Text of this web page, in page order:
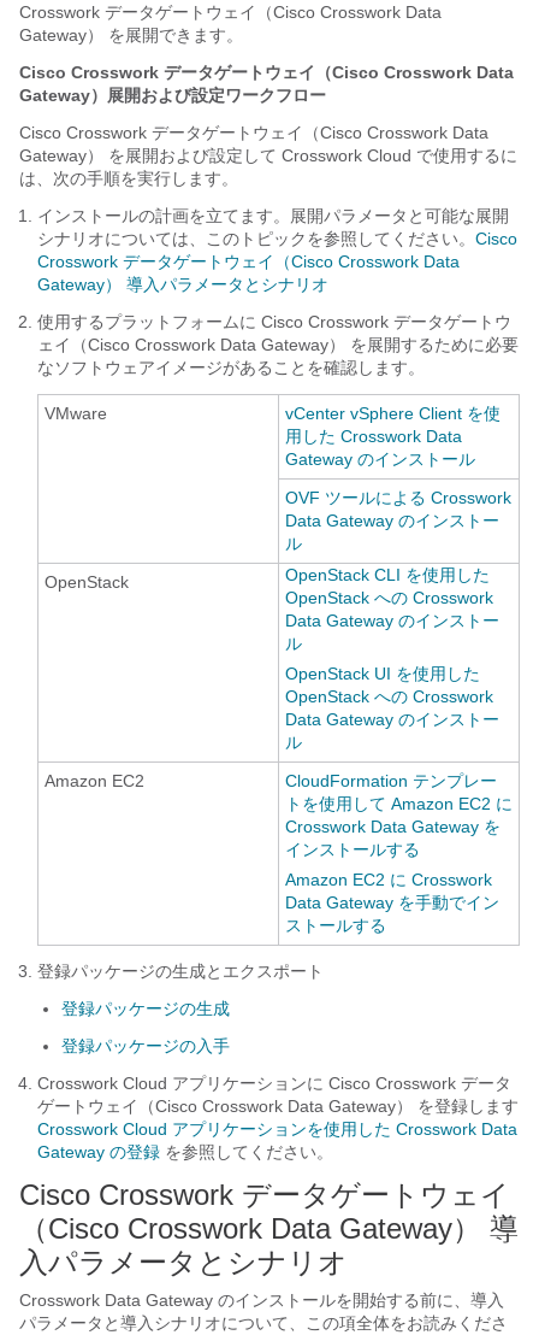
Crosswork データゲートウェイ（Cisco Crosswork Data
Gateway）
を展開できます。
Cisco Crosswork データゲートウェイ（Cisco Crosswork Data
Gateway）
展開および設定ワークフロー
Cisco Crosswork データゲートウェイ（Cisco Crosswork Data
Gateway）
を展開および設定して Crosswork Cloud で使用するに
は、次の手順を実行します。
インストールの計画を立てます。展開パラメータと可能な展開
シナリオについては、このトピックを参照してください。 Cisco
Crosswork データゲートウェイ（Cisco Crosswork Data
Gateway） 導入パラメータとシナリオ
使用するプラットフォームに Cisco Crosswork データゲートウ
ェイ（Cisco Crosswork Data Gateway）
を展開するために必要
なソフトウェアイメージがあることを確認します。
VMware
vCenter vSphere Client を使
用した Crosswork Data
Gateway のインストール
OVF ツールによる Crosswork
Data Gateway のインストー
ル
OpenStack
OpenStack CLI を使用した
OpenStack への Crosswork
Data Gateway のインストー
ル
OpenStack UI を使用した
OpenStack への Crosswork
Data Gateway のインストー
ル
Amazon EC2
CloudFormation テンプレー
トを使用して Amazon EC2 に
Crosswork Data Gateway を
インストールする
Amazon EC2 に Crosswork
Data Gateway を手動でイン
ストールする
登録パッケージの生成とエクスポート
登録パッケージの生成
登録パッケージの入手
Crosswork Cloud アプリケーションに Cisco Crosswork データ
ゲートウェイ（Cisco Crosswork Data Gateway）
を登録します
Crosswork Cloud アプリケーションを使用した Crosswork Data
Gateway の登録 を参照してください。
Cisco Crosswork データゲートウェイ
（Cisco Crosswork Data Gateway）
導
入パラメータとシナリオ
Crosswork Data Gateway のインストールを開始する前に、導入
パラメータと導入シナリオについて、この項全体をお読みくださ